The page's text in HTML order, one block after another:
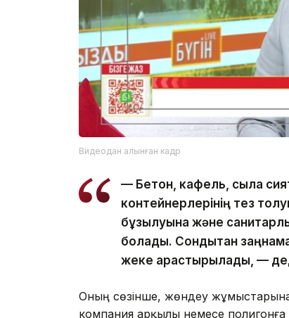
Видеодан алынған кадр
— Бетон, кафель, сылақ
контейнерлерінің тез
бұзылуына және
болады. Сондықтан
жеке қарастырылады, —
Оның сөзінше, жөндеу
компания арқылы немесе полигонға